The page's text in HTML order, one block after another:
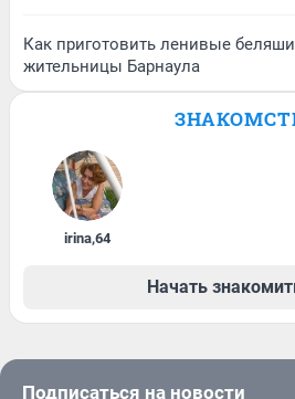
Как приготовить ленивые
жительницы Барнаула
irina,64
Начать
Подписаться на новости